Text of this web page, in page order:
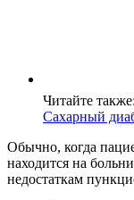
Читайте также:
Сахарный
Обычно, когда
находится на
недостаткам